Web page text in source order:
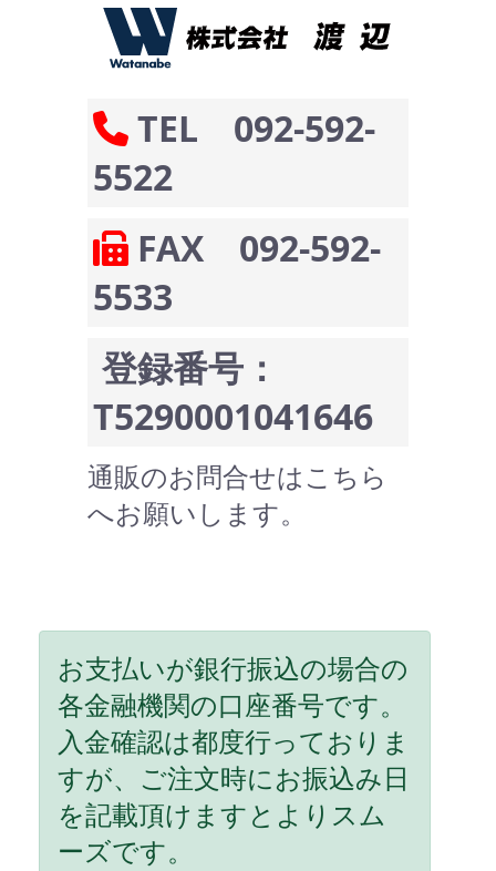
TEL 092-592-
5522
FAX 092-592-
5533
登録番号：
T5290001041646
通販のお問合せはこちら
へお願いします。
お支払いが銀行振込の場合の
各金融機関の口座番号です。
入金確認は都度行っておりま
すが、ご注文時にお振込み日
を記載頂けますとよりスム
ーズです。